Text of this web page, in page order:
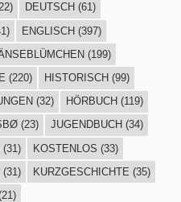
DEUTSCH (61)
ENGLISCH(397)
(199)
(220) HISTORISCH (99)
(32) HÖRBUCH (119)
(23) JUGENDBUCH (34)
(31) KOSTENLOS (33)
(31) KURZGESCHICHTE (35)